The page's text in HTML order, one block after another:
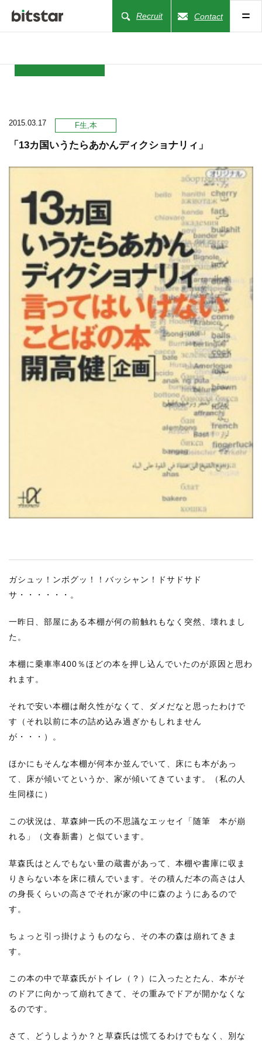
Recruit Contact
COMPANY
BUSINESS
WORKS
ACTION
RECRUIT
STAFF BLOG
CONTACT US
サイトマップ
約款
2015.03.17 F生 本
「13カ国いうたらあかんディクショナリィ」
ガシュッ！ンボグッ！！バッシャン！ドサドサド
サ・・・・・・。
一昨日、部屋にある本棚が何の前触れもなく突然、壊れまし
た。
本棚に乗車率400％ほどの本を押し込んでいたのが原因と思わ
れます。
それで安い本棚は耐久性がなくて、ダメだなと思ったわけで
す（それ以前に本の詰め込み過ぎかもしれません
が・・・）。
ほかにもそんな本棚が何本か並んでいて、床にも本があっ
て、床が傾いてというか、家が傾いてきています。（私の人
生同様に）
この状況は、草森紳一氏の不思議なエッセイ「随筆 本が崩
れる」（文春新書）と似ています。
草森氏はとんでもない量の蔵書があって、本棚や書庫に収ま
りきらない本を床に積んでいます。その積んだ本の高さは人
の身長くらいの高さでそれが家の中に森のようにあるので
す。
ちょっと引っ掛けようものなら、その本の森は崩れてきま
す。
この本の中で草森氏がトイレ（？）に入ったとたん、本がそ
のドアに向かって崩れてきて、その重みでドアが開かなくな
るのです。
さて、どうしようか？と草森氏は慌てるわけでもなく、別な